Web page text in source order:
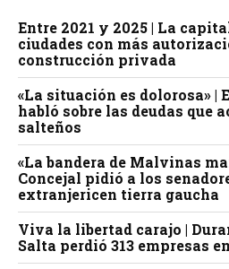
Entre 2021 y 2025 | La
ciudades con más
construcción privada
«La situación es dolorosa» |
habló sobre las deudas que
salteños
«La bandera de Malvinas
Concejal pidió a los
extranjericen tierra gaucha
Viva la libertad carajo |
Salta perdió 313 empresas